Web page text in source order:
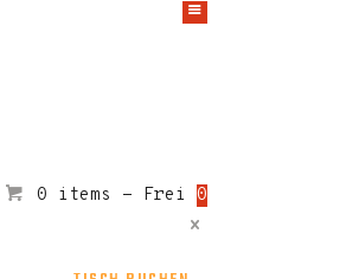
0 items - Frei 0